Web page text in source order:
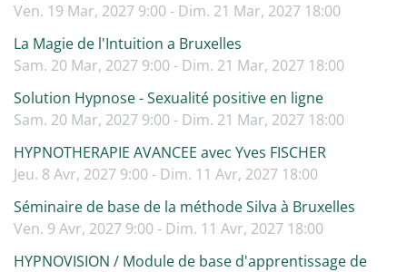
Ven. 19 Mar, 2027 9:00 - Dim. 21 Mar, 2027 18:00
La Magie de l'Intuition a Bruxelles
Sam. 20 Mar, 2027 9:00 - Dim. 21 Mar, 2027 18:00
Solution Hypnose - Sexualité positive en ligne
Sam. 20 Mar, 2027 9:00 - Dim. 21 Mar, 2027 18:00
HYPNOTHERAPIE AVANCEE avec Yves FISCHER
Jeu. 8 Avr, 2027 9:00 - Dim. 11 Avr, 2027 18:00
Séminaire de base de la méthode Silva à Bruxelles
Ven. 9 Avr, 2027 9:00 - Dim. 11 Avr, 2027 18:00
HYPNOVISION / Module de base d'apprentissage de